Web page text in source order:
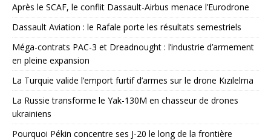
Après le SCAF, le conflit Dassault-Airbus menace l’Eurodrone
Dassault Aviation : le Rafale porte les résultats semestriels
Méga-contrats PAC-3 et Dreadnought : l’industrie d’armement
en pleine expansion
La Turquie valide l’emport furtif d’armes sur le drone Kızılelma
La Russie transforme le Yak-130M en chasseur de drones
ukrainiens
Pourquoi Pékin concentre ses J-20 le long de la frontière